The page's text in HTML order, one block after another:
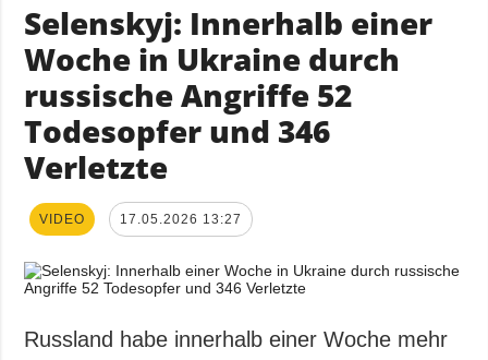
Selenskyj: Innerhalb einer
Woche in Ukraine durch
russische Angriffe 52
Todesopfer und 346
Verletzte
VIDEO 17.05.2026 13:27
Russland habe innerhalb einer Woche mehr